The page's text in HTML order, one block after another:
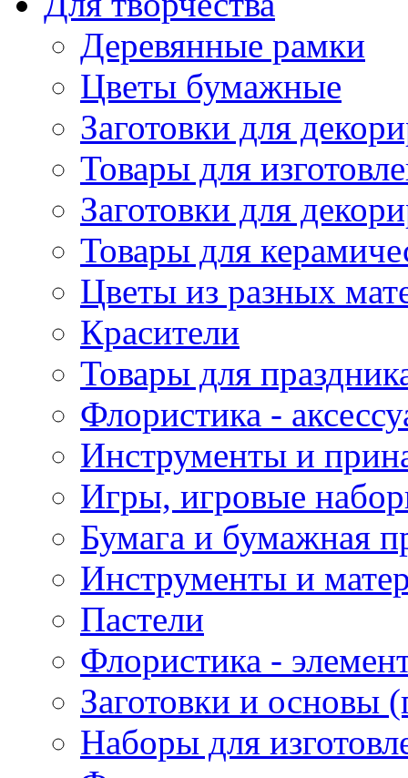
Деревянные рамки
Цветы бумажные
Заготовки для
Товары для
Заготовки для
Товары для
Цветы из разных
Красители
Товары для
Флористика -
Инструменты и
Игры, игровые
Бумага и бумажная
Инструменты и
Пастели
Флористика -
Заготовки и основы
Наборы для